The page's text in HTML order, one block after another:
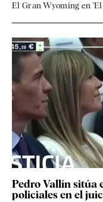
El Gran Wyoming en
Pedro Vallín sitúa
policiales en el